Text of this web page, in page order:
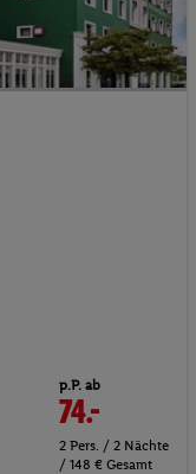
p.P. ab
74.-
2 Pers. / 2 Nächte
/ 148 € Gesamt